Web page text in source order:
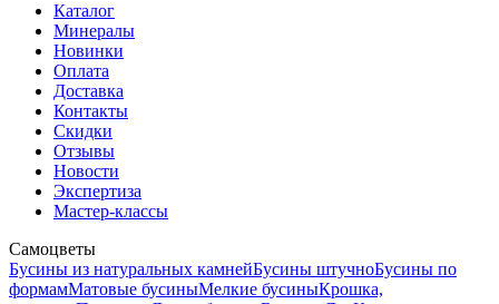
Каталог
Минералы
Новинки
Оплата
Доставка
Контакты
Скидки
Отзывы
Новости
Экспертиза
Мастер-классы
Самоцветы
Бусины из натуральных камнейБусины штучноБусины по
формамМатовые бусиныМелкие бусиныКрошка,